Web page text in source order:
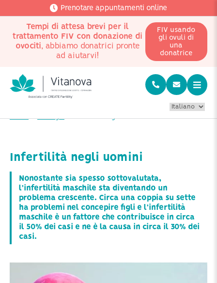
Prenotare appuntamenti online
Tempi di attesa brevi per il
trattamento FIV con donazione di
ovociti, abbiamo donatrici pronte
ad aiutarvi!
FIV usando
gli ovuli di
una
donatrice
Home Patologie Infertilità negli uomini
Infertilità negli uomini
Nonostante sia spesso sottovalutata,
l’infertilità maschile sta diventando un
problema crescente. Circa una coppia su sette
ha problemi nel concepire figli e l’infertilità
maschile è un fattore che contribuisce in circa
il 50% dei casi e ne è la causa in circa il 30% dei
casi.